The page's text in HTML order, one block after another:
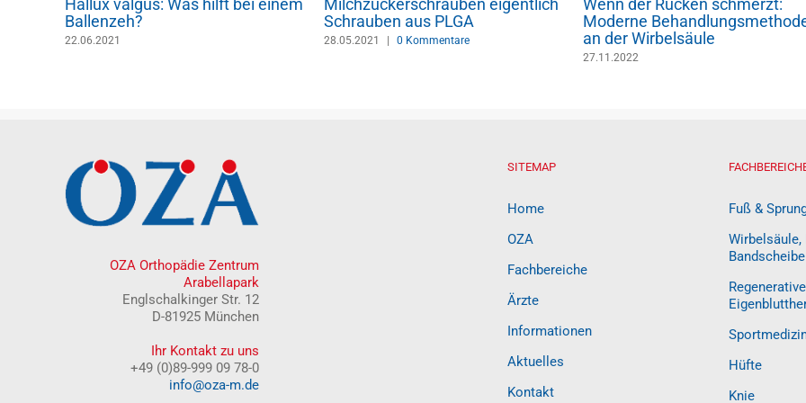
Hallux valgus: Was hilft bei einem
Ballenzeh?
22.06.2021
Milchzuckerschrauben eigentlich
Schrauben aus PLGA
28.05.2021 | 0 Kommentare
Wenn der Rücken schmerzt:
Moderne
an der Wirbelsäule
27.11.2022
OZA Orthopädie Zentrum
Arabellapark
Englschalkinger Str. 12
D-81925 München
Ihr Kontakt zu uns
+49 (0)89-999 09 78-0
info@oza-m.de
SITEMAP
Home
OZA
Fachbereiche
Ärzte
Informationen
Aktuelles
Kontakt
Fuß &
Wirbelsäule,
Bandscheibe
Hüfte
Knie